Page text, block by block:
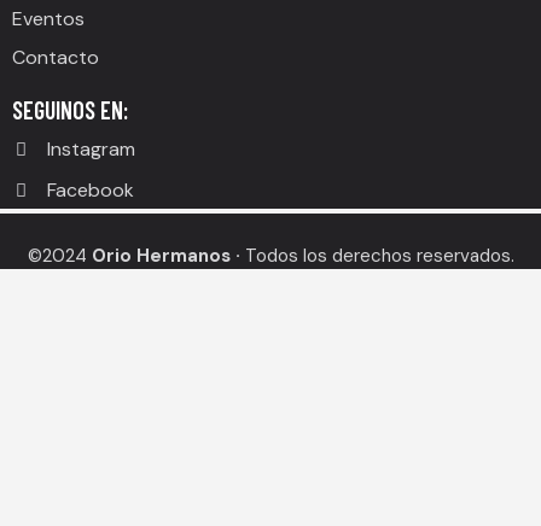
Eventos
Contacto
SEGUINOS EN:
Instagram
Facebook
©2024 Orio Hermanos · Todos los derechos reservados.